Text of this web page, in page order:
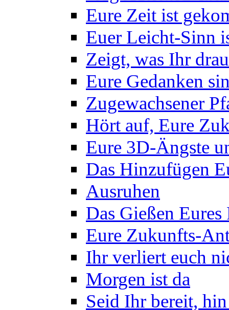
Eure Zeit ist
Euer Leicht-Sinn
Zeigt, was Ihr
Eure Gedanken
Zugewachsener
Hört auf, Eure
Eure 3D-Ängste
Das Hinzufügen
Ausruhen
Das Gießen Eures
Eure Zukunfts-
Ihr verliert euch
Morgen ist da
Seid Ihr bereit,